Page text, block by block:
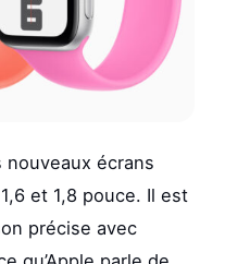
nouveaux écrans
et 1,8 pouce. Il est
précise avec